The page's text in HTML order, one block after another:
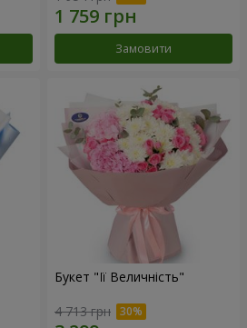
Замовити
Букет "Її Величність"
4 713 грн